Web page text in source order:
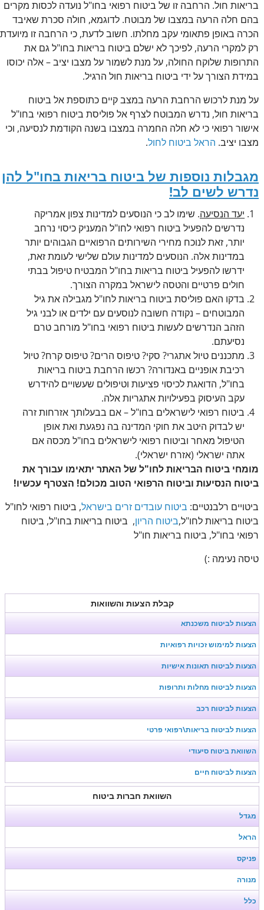
בריאות חול. הרחבה זו של ביטוח רפואי בחו"ל נועדה לכסות מקרים
בהם חלה הרעה במצבו של מבוטח. לדוגמא, חולה סכרת שאיבד
הכרה באופן פתאומי עקב מחלתו. חשוב לדעת, כי הרחבה זו מיועדת
רק למקרי הרעה, לפיכך לא ישלם ביטוח בריאות בחו"ל גם את
התרופות שלוקח החולה, על מנת לשמור על מצבו יציב – אלה יכוסו
במידת הצורך על ידי ביטוח בריאות חול הרגיל.
על מנת לרכוש הרחבת הרעה במצב קיים כתוספת אל ביטוח
בריאות חול, נדרש המבוטח לצרף אל פוליסת ביטוח רפואי בחו"ל
אישור רפואי כי לא חלה החמרה במצבו בשנה הקודמת לנסיעה, וכי
מצבו יציב. הראל ביטוח לחול.
מגבלות נוספות של ביטוח בריאות בחו"ל להן
נדרש לשים לב!
יעד הנסיעה. שימו לב כי הנוסעים למדינות צפון אמריקה
נדרשים להפעיל ביטוח רפואי לחו"ל המעניק כיסוי נרחב
יותר, זאת לנוכח מחירי השירותים הרפואיים הגבוהים יותר
במדינות אלה. הנוסעים למדינות עולם שלישי לעומת זאת,
ידרשו להפעיל ביטוח בריאות בחו"ל המבטיח טיפול בבתי
חולים פרטיים והטסה לישראל במקרה הצורך.
בדקו האם פוליסת ביטוח בריאות לחו"ל מגבילה את גיל
המבוטחים – נקודה חשובה לנוסעים עם ילדים או לבני גיל
הזהב הנדרשים לעשות ביטוח רפואי בחו"ל מורחב טרם
נסיעתם.
מתכננים טיול אתגרי? סקי? טיפוס הרים? טיפוס קרח? טיול
רכיבת אופניים באנדורה? רכשו הרחבת ביטוח בריאות
בחו"ל, הדואגת לכיסוי פציעות וטיפולים שעשויים להידרש
עקב העיסוק בפעילויות אתגריות אלה.
ביטוח רפואי לישראלים בחו"ל – אם בבעלותך אזרחות זרה
יש לבדוק היטב את חוקי המדינה בה נפגעת ואת אופן
הטיפול מאחר וביטוח רפואי לישראלים בחו"ל מכסה אם
אתה ישראלי (אזרח ישראלי).
מומחי ביטוח הבריאות לחו"ל של האתר יתאימו עבורך את
ביטוח הנסיעות וביטוח הרפואי הטוב מכולם! הצטרף עכשיו!
ביטויים רלבנטיים: ביטוח עובדים זרים בישראל, ביטוח רפואי לחו"ל
ביטוח בריאות לחו"ל,ביטוח הריון, ביטוח בריאות בחו"ל, ביטוח
רפואי בחו"ל, ביטוח בריאות חו"ל
טיסה נעימה :)
קבלת הצעות והשוואות
הצעות לביטוח משכנתא
הצעות למימוש זכויות רפואיות
הצעות לביטוח תאונות אישיות
הצעות לביטוח מחלות ותרופות
הצעות לביטוח רכב
הצעות לביטוח בריאות\רפואי פרטי
השוואת ביטוח סיעודי
הצעות לביטוח חיים
השוואת חברות ביטוח
מגדל
הראל
פניקס
מנורה
כלל